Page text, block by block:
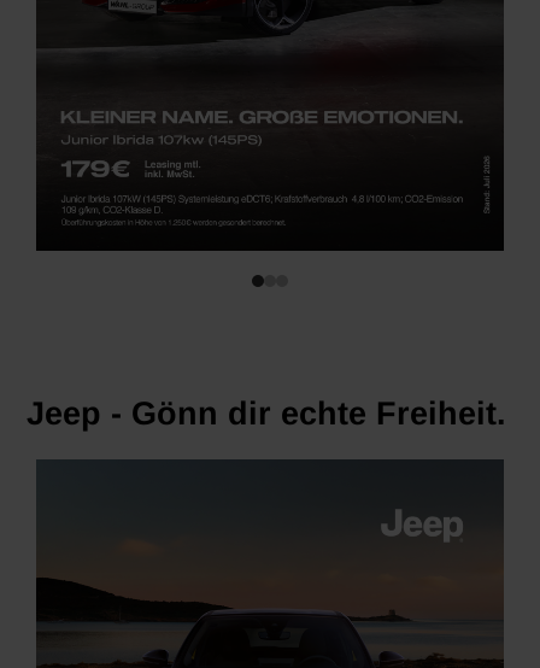
Jeep - Gönn dir echte Freiheit.